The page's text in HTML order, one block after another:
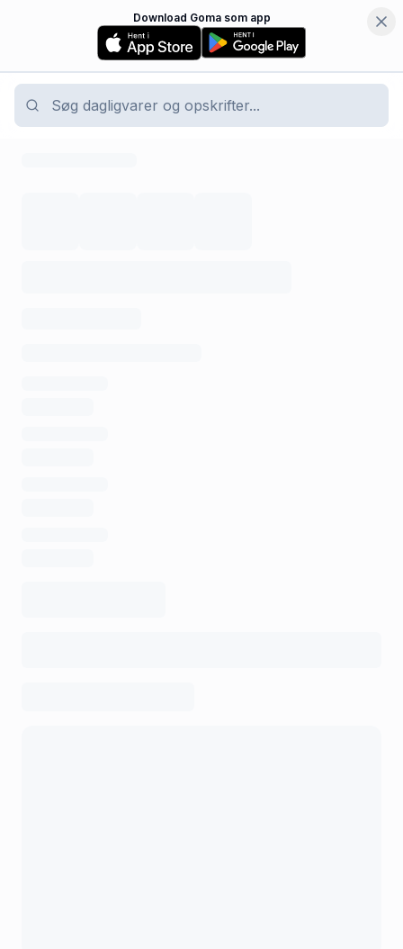
Download Goma som app